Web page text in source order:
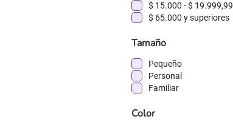
$ 15.000 -$ 19.999,99
$ 65.000 y superiores
Tamaño
Pequeño
Personal
Familiar
Color